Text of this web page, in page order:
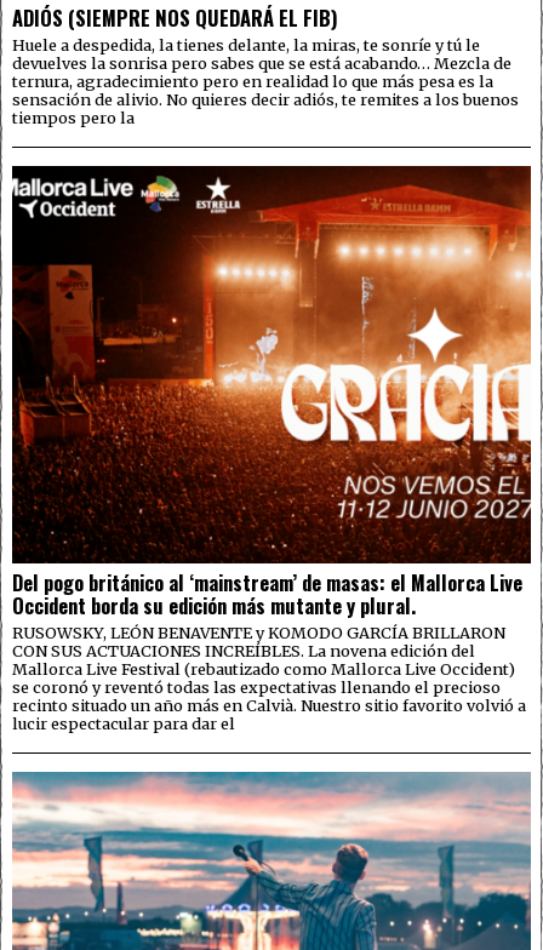
ADIÓS (SIEMPRE NOS QUEDARÁ EL FIB)
Huele a despedida, la tienes delante, la miras, te sonríe y tú le
devuelves la sonrisa pero sabes que se está acabando… Mezcla de
ternura, agradecimiento pero en realidad lo que más pesa es la
sensación de alivio. No quieres decir adiós, te remites a los buenos
tiempos pero la
Del pogo británico al ‘mainstream’ de masas: el Mallorca Live
Occident borda su edición más mutante y plural.
RUSOWSKY, LEÓN BENAVENTE y KOMODO GARCÍA BRILLARON
CON SUS ACTUACIONES INCREÍBLES. La novena edición del
Mallorca Live Festival (rebautizado como Mallorca Live Occident)
se coronó y reventó todas las expectativas llenando el precioso
recinto situado un año más en Calvià. Nuestro sitio favorito volvió a
lucir espectacular para dar el